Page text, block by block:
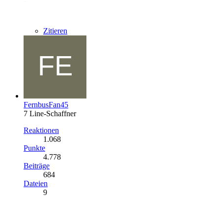
Zitieren
FernbusFan45
7 Line-Schaffner
Reaktionen
1.068
Punkte
4.778
Beiträge
684
Dateien
9